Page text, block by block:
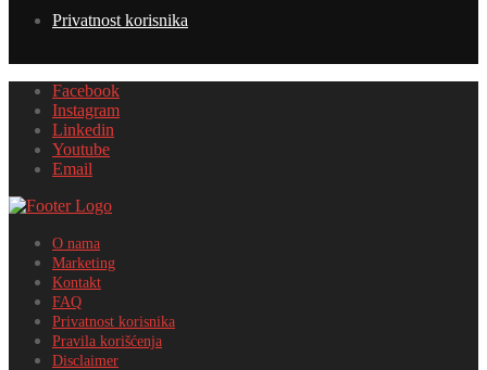
Privatnost korisnika
Facebook
Instagram
Linkedin
Youtube
Email
O nama
Marketing
Kontakt
FAQ
Privatnost korisnika
Pravila korišćenja
Disclaimer